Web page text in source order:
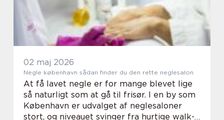
02 maj 2026
Negle københavn sådan finder du den rette neglesalon
At få lavet negle er for mange blevet lige
så naturligt som at gå til frisør. I en by som
København er udvalget af neglesaloner
stort, og niveauet svinger fra hurtige walk-